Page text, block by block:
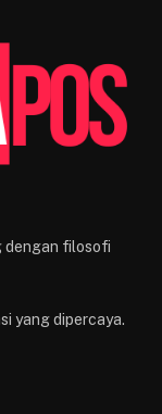
dengan filosofi
yang dipercaya.